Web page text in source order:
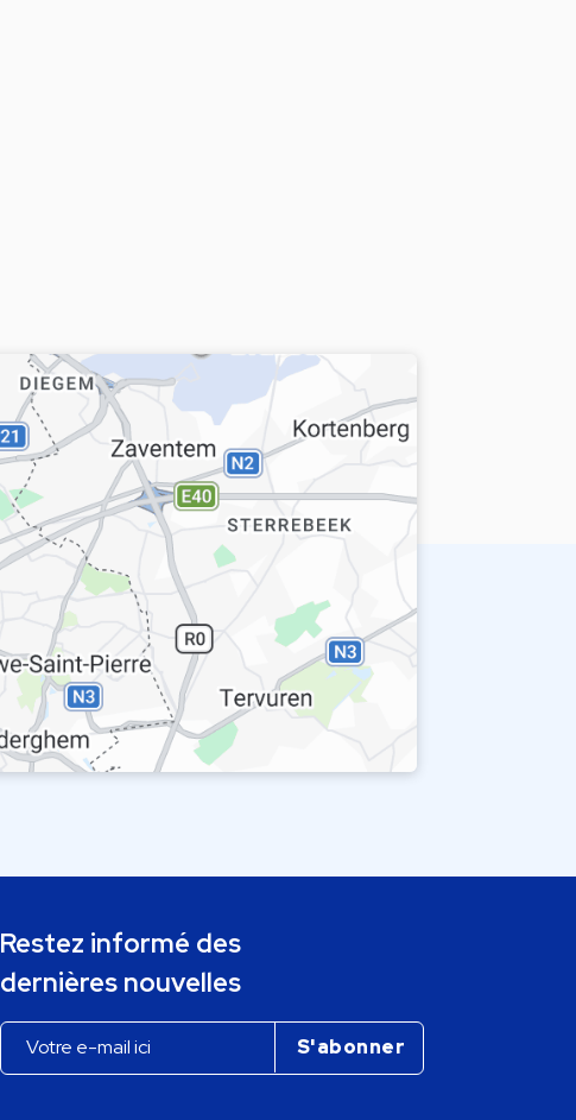
Restez informé des
dernières nouvelles